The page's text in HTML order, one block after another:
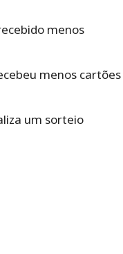
menos
menos cartões
um sorteio